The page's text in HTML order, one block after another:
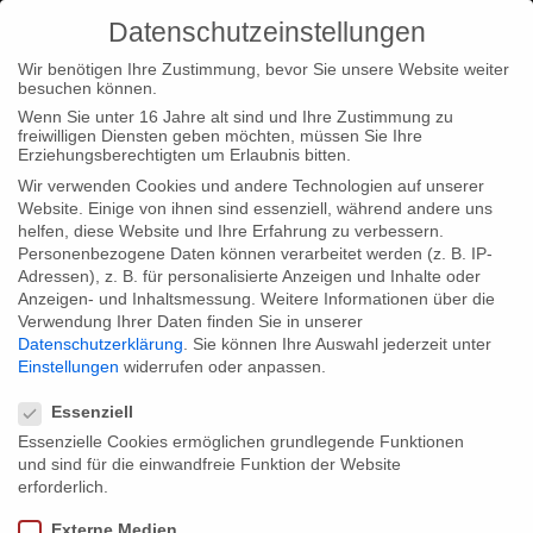
Home Typ|News
Hotel Sahara am Human Rights
International Documentary Film Festival
Hotel Sahara am Human Rights
International Documentary Film Festival
Unser Dokumentarfilm HOTEL SAHARA läuft im Wettbewerb
des Human Rights International Documentary Film Festivals,
Datenschutzeinstellungen
Wir benötigen Ihre Zustimmung, bevor Sie unsere Website weiter
besuchen können.
Wenn Sie unter 16 Jahre alt sind und Ihre Zustimmung zu
freiwilligen Diensten geben möchten, müssen Sie Ihre
Erziehungsberechtigten um Erlaubnis bitten.
Wir verwenden Cookies und andere Technologien auf unserer
Website. Einige von ihnen sind essenziell, während andere uns
helfen, diese Website und Ihre Erfahrung zu verbessern.
Personenbezogene Daten können verarbeitet werden (z. B. IP-
Adressen), z. B. für personalisierte Anzeigen und Inhalte oder
Anzeigen- und Inhaltsmessung. Weitere Informationen über die
Verwendung Ihrer Daten finden Sie in unserer
Datenschutzerklärung
Sie können Ihre Auswahl jederzeit unter
Einstellungen widerrufen oder anpassen.
Essenziell
Essenzielle Cookies ermöglichen grundlegende Funktionen
und sind für die einwandfreie Funktion der Website
erforderlich.